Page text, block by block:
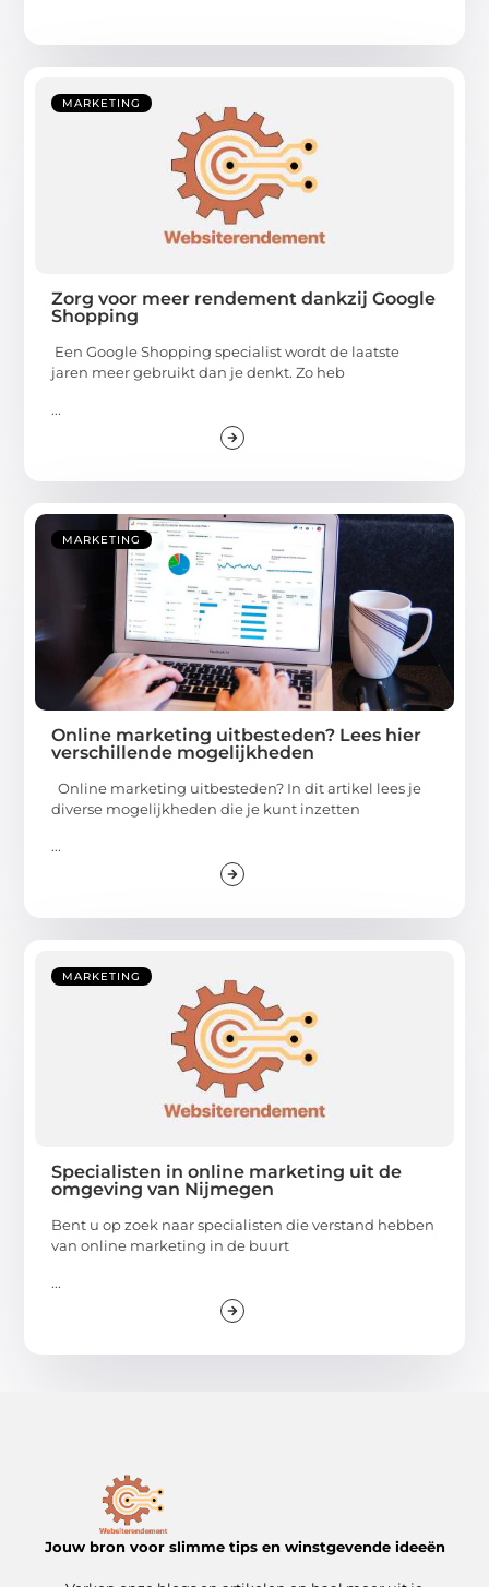
MARKETING
Zorg voor meer rendement dankzij Google
Shopping
Een Google Shopping specialist wordt de laatste
jaren meer gebruikt dan je denkt. Zo heb
...
MARKETING
Online marketing uitbesteden? Lees hier
verschillende mogelijkheden
Online marketing uitbesteden? In dit artikel lees je
diverse mogelijkheden die je kunt inzetten
...
MARKETING
Specialisten in online marketing uit de
omgeving van Nijmegen
Bent u op zoek naar specialisten die verstand hebben
van online marketing in de buurt
...
Jouw bron voor slimme tips en winstgevende ideeën